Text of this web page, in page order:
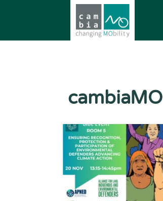
cambiaMO